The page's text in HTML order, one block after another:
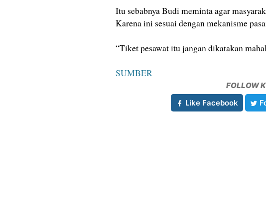
Itu sebabnya Budi meminta agar
Karena ini sesuai dengan mekanisme
“Tiket pesawat itu jangan dikatakan
SUMBER
FOLLOW
Like Facebook